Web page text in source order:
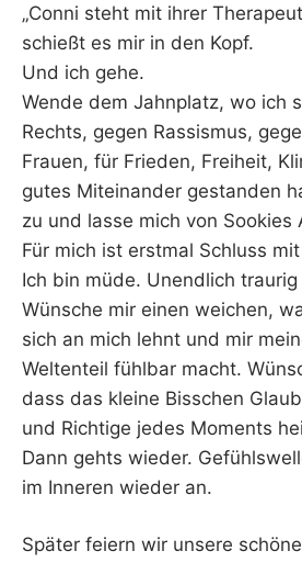
„Conni steht mit ihrer
schießt es mir in den Kopf.
Und ich gehe.
Wende dem Jahnplatz, wo ich
Rechts, gegen Rassismus,
Frauen, für Frieden, Freiheit,
gutes Miteinander gestanden
zu und lasse mich von Sookies
Für mich ist erstmal Schluss
Ich bin müde. Unendlich
Wünsche mir einen weichen,
sich an mich lehnt und mir
Weltenteil fühlbar macht.
dass das kleine Bisschen
und Richtige jedes Moments
Dann gehts wieder.
im Inneren wieder an.
Später feiern wir unsere